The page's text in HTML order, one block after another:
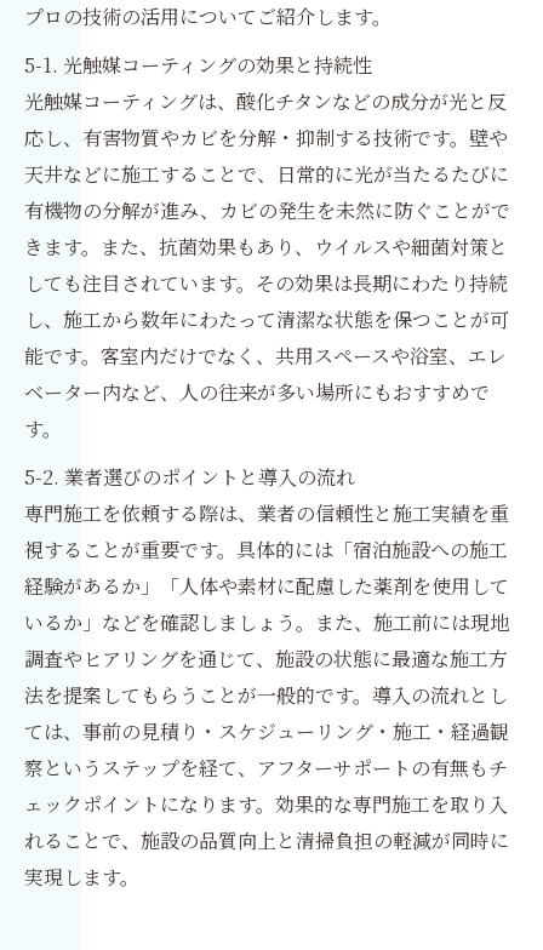
プロの技術の活用についてご紹介します。
5-1. 光触媒コーティングの効果と持続性
光触媒コーティングは、酸化チタンなどの成分が光と反
応し、有害物質やカビを分解・抑制する技術です。壁や
天井などに施工することで、日常的に光が当たるたびに
有機物の分解が進み、カビの発生を未然に防ぐことがで
きます。また、抗菌効果もあり、ウイルスや細菌対策と
しても注目されています。その効果は長期にわたり持続
し、施工から数年にわたって清潔な状態を保つことが可
能です。客室内だけでなく、共用スペースや浴室、エレ
ベーター内など、人の往来が多い場所にもおすすめで
す。
5-2. 業者選びのポイントと導入の流れ
専門施工を依頼する際は、業者の信頼性と施工実績を重
視することが重要です。具体的には「宿泊施設への施工
経験があるか」「人体や素材に配慮した薬剤を使用して
いるか」などを確認しましょう。また、施工前には現地
調査やヒアリングを通じて、施設の状態に最適な施工方
法を提案してもらうことが一般的です。導入の流れとし
ては、事前の見積り・スケジューリング・施工・経過観
察というステップを経て、アフターサポートの有無もチ
ェックポイントになります。効果的な専門施工を取り入
れることで、施設の品質向上と清掃負担の軽減が同時に
実現します。